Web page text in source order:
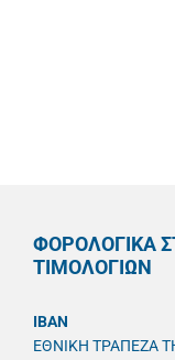
ΦΟΡΟΛΟΓΙΚΑ
ΤΙΜΟΛΟΓΙΩΝ
IBAN
ΕΘΝΙΚΗ ΤΡΑΠΕΖΑ